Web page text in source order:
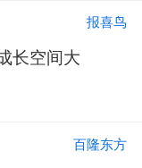
报喜鸟
长空间大
百隆东方